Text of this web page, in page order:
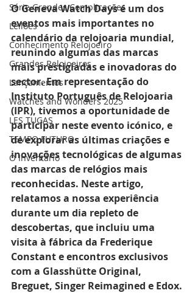
Série Grandes Complicações
Leilões
Conhecimento Relojoeiro
Grandes Relojoeiros
Lançamentos
Watches and Wonders 2025
LES TUGAS
TEMPO FUTURO
O Inventário
O Geneva Watch Days é um dos
eventos mais importantes no
calendário da relojoaria mundial,
reunindo algumas das marcas
mais prestigiadas e inovadoras do
sector. Em representação do
Instituto Português de Relojoaria
(IPR), tivemos a oportunidade de
participar neste evento icónico, e
de explorar as últimas criações e
inovações tecnológicas de algumas
das marcas de relógios mais
reconhecidas. Neste artigo,
relatamos a nossa experiência
durante um dia repleto de
descobertas, que incluiu uma
visita à fábrica da Frederique
Constant e encontros exclusivos
com a Glasshütte Original,
Breguet, Singer Reimagined e Edox.